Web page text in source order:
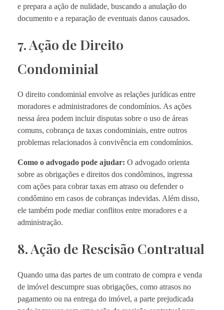
e prepara a ação de nulidade, buscando a anulação do
documento e a reparação de eventuais danos causados.
7. Ação de Direito
Condominial
O direito condominial envolve as relações jurídicas entre
moradores e administradores de condomínios. As ações
nessa área podem incluir disputas sobre o uso de áreas
comuns, cobrança de taxas condominiais, entre outros
problemas relacionados à convivência em condomínios.
Como o advogado pode ajudar: O advogado orienta
sobre as obrigações e direitos dos condôminos, ingressa
com ações para cobrar taxas em atraso ou defender o
condômino em casos de cobranças indevidas. Além disso,
ele também pode mediar conflitos entre moradores e a
administração.
8. Ação de Rescisão Contratual
Quando uma das partes de um contrato de compra e venda
de imóvel descumpre suas obrigações, como atrasos no
pagamento ou na entrega do imóvel, a parte prejudicada